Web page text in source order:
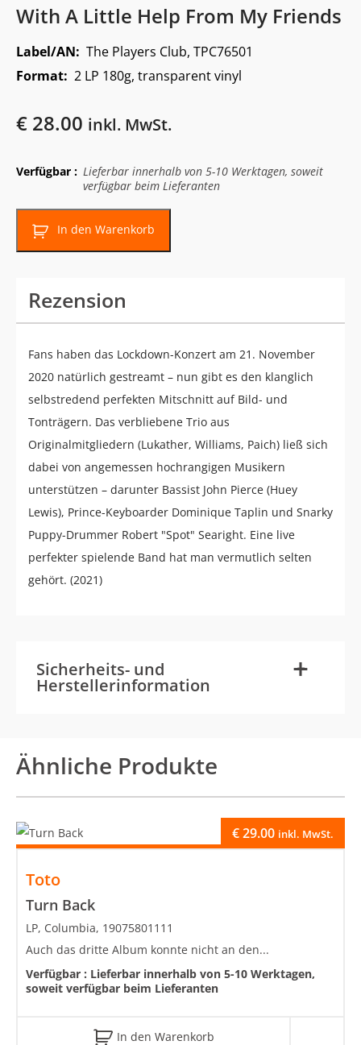
With A Little Help From My Friends
Label/AN: The Players Club, TPC76501
Format: 2 LP 180g, transparent vinyl
€ 28.00 inkl. MwSt.
Verfügbar : Lieferbar innerhalb von 5-10 Werktagen, soweit
verfügbar beim Lieferanten
In den Warenkorb
Rezension
Fans haben das Lockdown-Konzert am 21. November
2020 natürlich gestreamt – nun gibt es den klanglich
selbstredend perfekten Mitschnitt auf Bild- und
Tonträgern. Das verbliebene Trio aus
Originalmitgliedern (Lukather, Williams, Paich) ließ sich
dabei von angemessen hochrangigen Musikern
unterstützen – darunter Bassist John Pierce (Huey
Lewis), Prince-Keyboarder Dominique Taplin und Snarky
Puppy-Drummer Robert "Spot" Searight. Eine live
perfekter spielende Band hat man vermutlich selten
gehört. (2021)
Sicherheits- und
Herstellerinformation +
-
Ähnliche Produkte
Toto
Turn Back
€29.00 inkl. MwSt.
LP, Columbia, 19075801111
Auch das dritte Album konnte nicht an den...
Verfügbar : Lieferbar innerhalb von 5-10 Werktagen,
soweit verfügbar beim Lieferanten
In den Warenkorb